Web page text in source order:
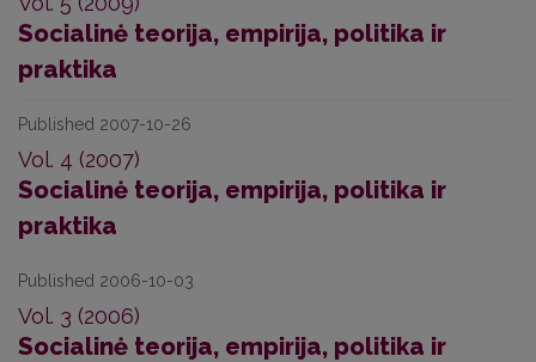
Socialinė teorija, empirija, politika ir
praktika
Published 2007-10-26
Vol. 4 (2007)
Socialinė teorija, empirija, politika ir
praktika
Published 2006-10-03
Vol. 3 (2006)
Socialinė teorija, empirija, politika ir